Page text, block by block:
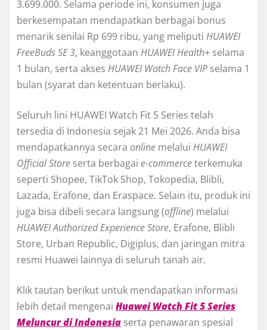
3.699.000. Selama periode ini, konsumen juga
berkesempatan mendapatkan berbagai bonus
menarik senilai Rp 699 ribu, yang meliputi HUAWEI
FreeBuds SE 3, keanggotaan HUAWEI Health+ selama
1 bulan, serta akses HUAWEI Watch Face VIP selama 1
bulan (syarat dan ketentuan berlaku).
Seluruh lini HUAWEI Watch Fit 5 Series telah
tersedia di Indonesia sejak 21 Mei 2026. Anda bisa
mendapatkannya secara online melalui HUAWEI
Official Store serta berbagai e-commerceterkemuka
seperti Shopee, TikTok Shop, Tokopedia, Blibli,
Lazada, Erafone, dan Eraspace. Selain itu, produk ini
juga bisa dibeli secara langsung (offline) melalui
HUAWEI Authorized Experience Store, Erafone, Blibli
Store, Urban Republic, Digiplus, dan jaringan mitra
resmi Huawei lainnya di seluruh tanah air.
Klik tautan berikut untuk mendapatkan informasi
lebih detail mengenai Huawei Watch Fit 5 Series
Meluncur di Indonesia serta penawaran spesial